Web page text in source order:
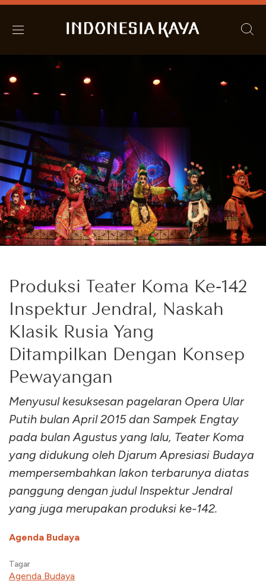
Produksi Teater Koma Ke-142
Inspektur Jendral, Naskah
Klasik Rusia Yang
Ditampilkan Dengan Konsep
Pewayangan
Menyusul kesuksesan pagelaran Opera Ular
Putih bulan April 2015 dan Sampek Engtay
pada bulan Agustus yang lalu, Teater Koma
yang didukung oleh Djarum Apresiasi Budaya
mempersembahkan lakon terbarunya diatas
panggung dengan judul Inspektur Jendral
yang juga merupakan produksi ke-142.
Agenda Budaya
Tagar
Agenda Budaya